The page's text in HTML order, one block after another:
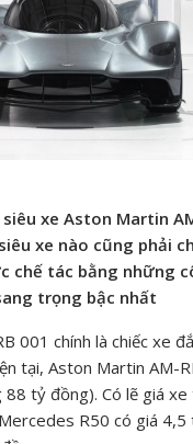
xe Aston Martin
xe nào cũng phải
chế tác bằng những
trọng bậc nhất
001 chính là chiếc xe
tại, Aston Martin AM-
88 tỷ đồng). Có lẽ giá
R50 có giá